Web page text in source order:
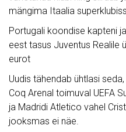
mängima Itaalia
Portugali koondise kapteni
eest tasus Juventus Realile
eurot
Uudis tähendab ühtlasi
Coq Arenal toimuval UEFA
ja Madridi Atletico vahel
jooksmas ei näe.